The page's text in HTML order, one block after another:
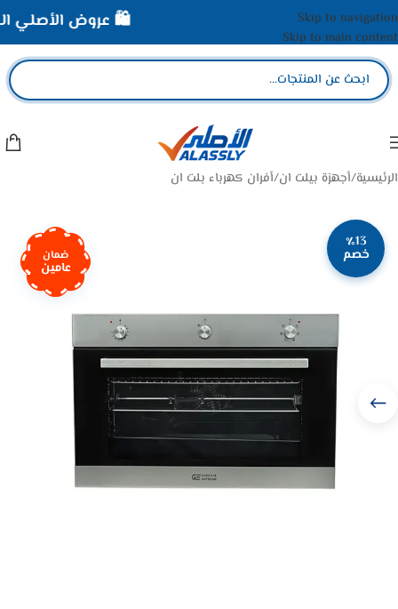
Skip to navigation
Skip to main content
الرئيسية/أجهزة بيلت ان/أفران كهرباء بلت ان
٪13
خصم ضمان
عامين
🛍️ عروض الأصلي